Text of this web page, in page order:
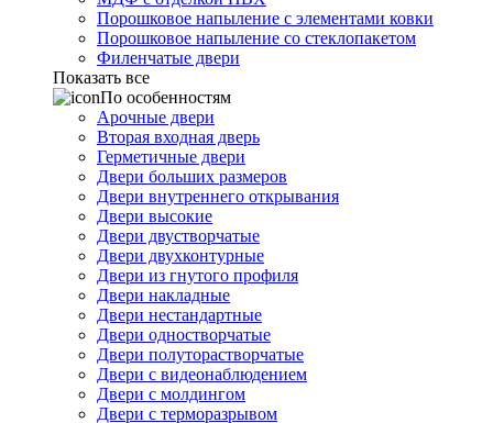
Порошковое напыление с элементами ковки
Порошковое напыление со стеклопакетом
Филенчатые двери
Показать все
По особенностям
Арочные двери
Вторая входная дверь
Герметичные двери
Двери больших размеров
Двери внутреннего открывания
Двери высокие
Двери двустворчатые
Двери двухконтурные
Двери из гнутого профиля
Двери накладные
Двери нестандартные
Двери одностворчатые
Двери полуторастворчатые
Двери с видеонаблюдением
Двери с молдингом
Двери с терморазрывом